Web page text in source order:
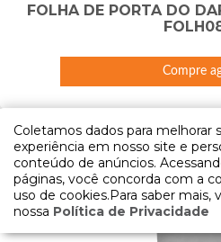
FOLHA DE PORTA DO
Compre
Coletamos dados para melhorar
experiência em nosso site e
conteúdo de anúncios.
páginas, você concorda com a
uso de cookies.Para saber mais,
nossa Política de Privacidade